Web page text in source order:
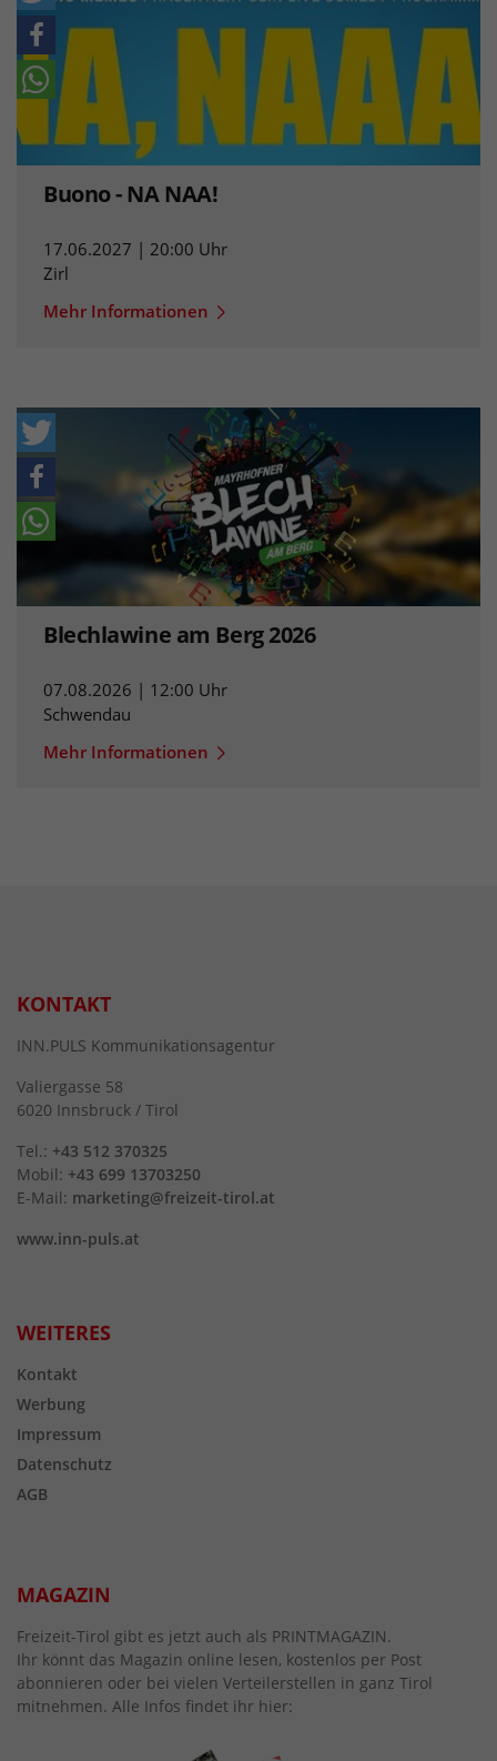
Buono - NA NAA!
17.06.2027 | 20:00 Uhr
Zirl
Mehr Informationen
Blechlawine am Berg 2026
07.08.2026 | 12:00 Uhr
Schwendau
Mehr Informationen
KONTAKT
INN.PULS Kommunikationsagentur
Valiergasse 58
6020 Innsbruck / Tirol
Tel.: +43 512 370325
Mobil: +43 699 13703250
E-Mail: marketing@freizeit-tirol.at
www.inn-puls.at
WEITERES
Kontakt
Werbung
Impressum
Datenschutz
AGB
MAGAZIN
Freizeit-Tirol gibt es jetzt auch als PRINTMAGAZIN.
Ihr könnt das Magazin online lesen, kostenlos per Post
abonnieren oder bei vielen Verteilerstellen in ganz Tirol
mitnehmen. Alle Infos findet ihr hier: